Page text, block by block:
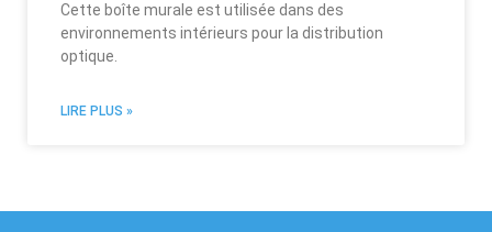
Cette boîte murale est utilisée dans des
environnements intérieurs pour la distribution
optique.
LIRE PLUS »